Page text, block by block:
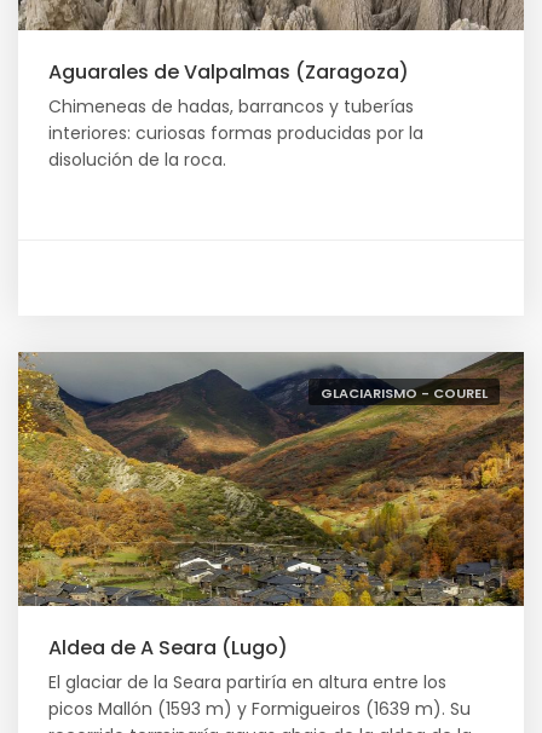
Aguarales de Valpalmas (Zaragoza)
Chimeneas de hadas, barrancos y tuberías
interiores: curiosas formas producidas por la
disolución de la roca.
GLACIARISMO - COUREL
Aldea de A Seara (Lugo)
El glaciar de la Seara partiría en altura entre los
picos Mallón (1593 m) y Formigueiros (1639 m). Su